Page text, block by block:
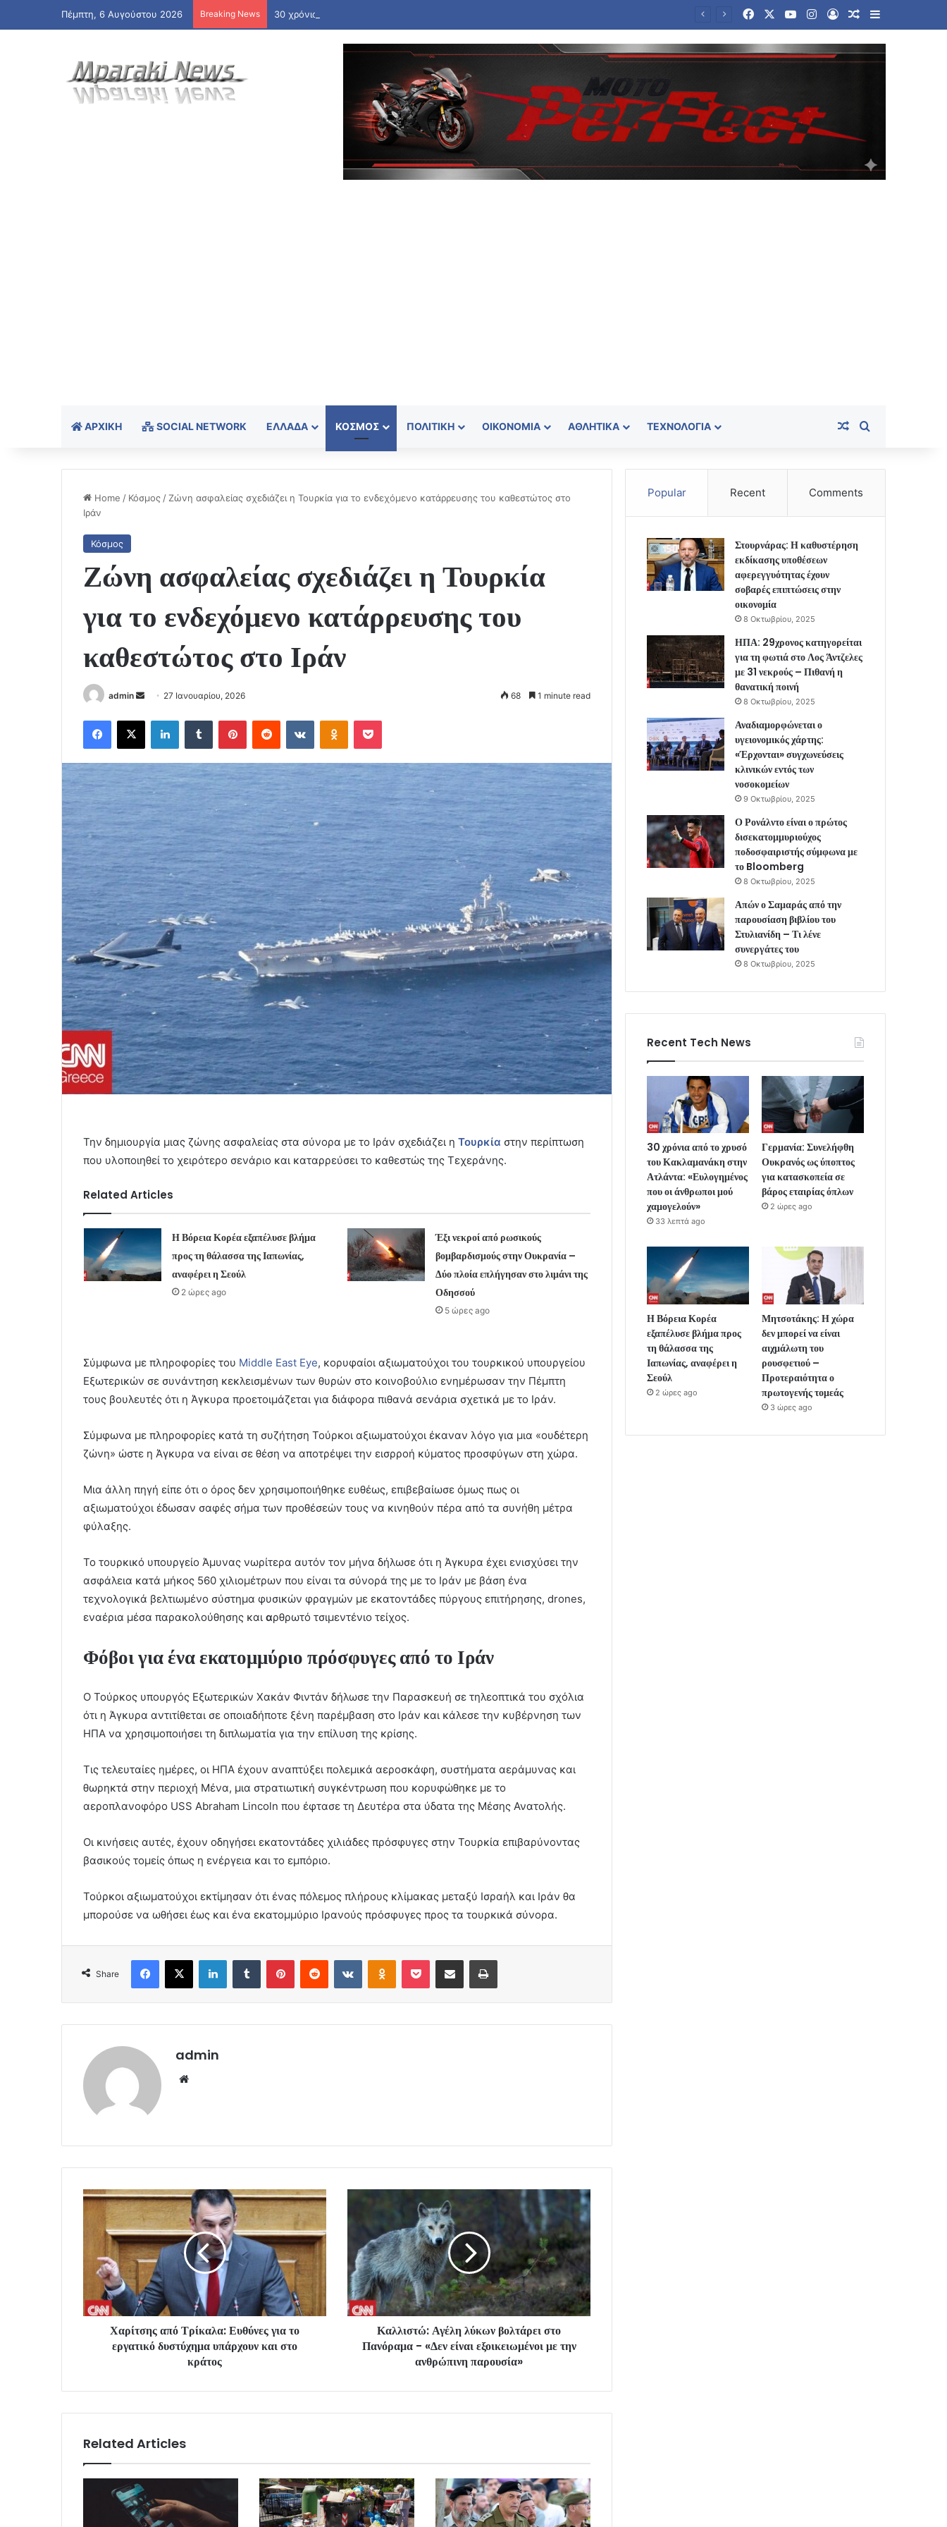
Πέμπτη, 6 Αυγούστου 2026 Breaking News FacebookYouTubeInstagram
Log InRandom Article
Sidebar
ΑΡΧΙΚΉ SOCIAL NETWORK ΕΛΛΆΔΑ ΚΌΣΜΟΣ ΠΟΛΙΤΙΚΉ ΟΙΚΟΝΟΜΊΑ ΑΘΛΗΤΙΚΆ ΤΕΧΝΟΛΟΓΊΑ Random Article
Home / Κόσμος / Ζώνη ασφαλείας σχεδιάζει η Τουρκία για το ενδεχόμενο κατάρρευσης του καθεστώτος στο
Ιράν
Κόσμος
Ζώνη ασφαλείας σχεδιάζει η Τουρκία
για το ενδεχόμενο κατάρρευσης του
καθεστώτος στο Ιράν
admin
Send
email
27 Ιανουαρίου, 2026 68 1 minute read
Facebook
X LinkedInTumblr PinterestReddit VKontakteOdnoklassniki
Pocket
Την δημιουργία μιας ζώνης ασφαλείας στα σύνορα με το Ιράν σχεδιάζει η Τουρκία στην περίπτωση
που υλοποιηθεί το χειρότερο σενάριο και καταρρεύσει το καθεστώς της Τεχεράνης.
Related Articles
Η Βόρεια Κορέα εξαπέλυσε βλήμα
προς τη θάλασσα της Ιαπωνίας,
αναφέρει η Σεούλ
2 ώρες ago
Έξι νεκροί από ρωσικούς
βομβαρδισμούς στην Ουκρανία –
Δύο πλοία επλήγησαν στο λιμάνι της
Οδησσού
5 ώρες ago
Σύμφωνα με πληροφορίες του Middle East Eye, κορυφαίοι αξιωματούχοι του τουρκικού υπουργείου
Εξωτερικών σε συνάντηση κεκλεισμένων των θυρών στο κοινοβούλιο ενημέρωσαν την Πέμπτη
τους βουλευτές ότι η Άγκυρα προετοιμάζεται για διάφορα πιθανά σενάρια σχετικά με το Ιράν.
Σύμφωνα με πληροφορίες κατά τη συζήτηση Τούρκοι αξιωματούχοι έκαναν λόγο για μια «ουδέτερη
ζώνη» ώστε η Άγκυρα να είναι σε θέση να αποτρέψει την εισρροή κύματος προσφύγων στη χώρα.
Μια άλλη πηγή είπε ότι ο όρος δεν χρησιμοποιήθηκε ευθέως, επιβεβαίωσε όμως πως οι
αξιωματούχοι έδωσαν σαφές σήμα των προθέσεών τους να κινηθούν πέρα από τα συνήθη μέτρα
φύλαξης.
Το τουρκικό υπουργείο Άμυνας νωρίτερα αυτόν τον μήνα δήλωσε ότι η Άγκυρα έχει ενισχύσει την
ασφάλεια κατά μήκος 560 χιλιομέτρων που είναι τα σύνορά της με το Ιράν με βάση ένα
τεχνολογικά βελτιωμένο σύστημα φυσικών φραγμών με εκατοντάδες πύργους επιτήρησης, drones,
εναέρια μέσα παρακολούθησης και αρθρωτό τσιμεντένιο τείχος.
Φόβοι για ένα εκατομμύριο πρόσφυγες από το Ιράν
Ο Τούρκος υπουργός Εξωτερικών Χακάν Φιντάν δήλωσε την Παρασκευή σε τηλεοπτικά του σχόλια
ότι η Άγκυρα αντιτίθεται σε οποιαδήποτε ξένη παρέμβαση στο Ιράν και κάλεσε την κυβέρνηση των
ΗΠΑ να χρησιμοποιήσει τη διπλωματία για την επίλυση της κρίσης.
Τις τελευταίες ημέρες, οι ΗΠΑ έχουν αναπτύξει πολεμικά αεροσκάφη, συστήματα αεράμυνας και
θωρηκτά στην περιοχή Μένα, μια στρατιωτική συγκέντρωση που κορυφώθηκε με το
αεροπλανοφόρο USS Abraham Lincoln που έφτασε τη Δευτέρα στα ύδατα της Μέσης Ανατολής.
Οι κινήσεις αυτές, έχουν οδηγήσει εκατοντάδες χιλιάδες πρόσφυγες στην Τουρκία επιβαρύνοντας
βασικούς τομείς όπως η ενέργεια και το εμπόριο.
Τούρκοι αξιωματούχοι εκτίμησαν ότι ένας πόλεμος πλήρους κλίμακας μεταξύ Ισραήλ και Ιράν θα
μπορούσε να ωθήσει έως και ένα εκατομμύριο Ιρανούς πρόσφυγες προς τα τουρκικά σύνορα.
Share
Facebook
X LinkedInTumblr PinterestReddit VKontakteOdnoklassniki
Pocket Share via Email Print
admin
Χαρίτσης από Τρίκαλα: Ευθύνες για το
εργατικό δυστύχημα υπάρχουν και στο
κράτος
Καλλιστώ: Αγέλη λύκων βολτάρει στο
Πανόραμα - «Δεν είναι εξοικειωμένοι με την
ανθρώπινη παρουσία»
Related Articles
Popular Recent Comments
Στουρνάρας: Η καθυστέρηση
εκδίκασης υποθέσεων
αφερεγγυότητας έχουν
σοβαρές επιπτώσεις στην
οικονομία
8 Οκτωβρίου, 2025
ΗΠΑ: 29χρονος κατηγορείται
για τη φωτιά στο Λος Άντζελες
με 31 νεκρούς – Πιθανή η
θανατική ποινή
8 Οκτωβρίου, 2025
Αναδιαμορφώνεται ο
υγειονομικός χάρτης:
«Έρχονται» συγχωνεύσεις
κλινικών εντός των
νοσοκομείων
9 Οκτωβρίου, 2025
Ο Ρονάλντο είναι ο πρώτος
δισεκατομμυριούχος
ποδοσφαιριστής σύμφωνα με
το Bloomberg
8 Οκτωβρίου, 2025
Απών ο Σαμαράς από την
παρουσίαση βιβλίου του
Στυλιανίδη – Τι λένε
συνεργάτες του
8 Οκτωβρίου, 2025
Recent Tech News
30 χρόνια από το χρυσό
του Κακλαμανάκη στην
Ατλάντα: «Ευλογημένος
που οι άνθρωποι μού
χαμογελούν»
33 λεπτά ago
Γερμανία: Συνελήφθη
Ουκρανός ως ύποπτος
για κατασκοπεία σε
βάρος εταιρίας όπλων
2 ώρες ago
Η Βόρεια Κορέα
εξαπέλυσε βλήμα προς
τη θάλασσα της
Ιαπωνίας, αναφέρει η
Σεούλ
2 ώρες ago
Μητσοτάκης: Η χώρα
δεν μπορεί να είναι
αιχμάλωτη του
ρουσφετιού –
Προτεραιότητα ο
πρωτογενής τομεάς
3 ώρες ago